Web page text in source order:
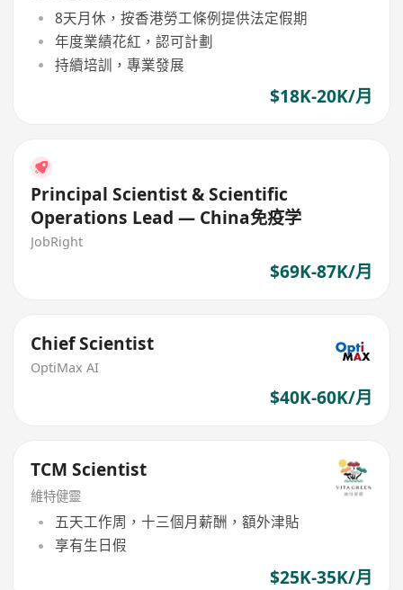
8天月休，按香港勞工條例提供法定假期
年度業績花紅，認可計劃
持續培訓，專業發展
$18K-20K/月
Principal Scientist & Scientific
Operations Lead — China免疫学
JobRight
$69K-87K/月
Chief Scientist
OptiMax AI
$40K-60K/月
TCM Scientist
維特健靈
五天工作周，十三個月薪酬，額外津貼
享有生日假
$25K-35K/月